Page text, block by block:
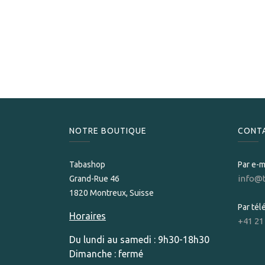
NOTRE BOUTIQUE
Tabashop
Grand-Rue 46
1820 Montreux, Suisse
Horaires
Du lundi au samedi : 9h30-18h30
Dimanche : fermé
Par e-
Par
+41